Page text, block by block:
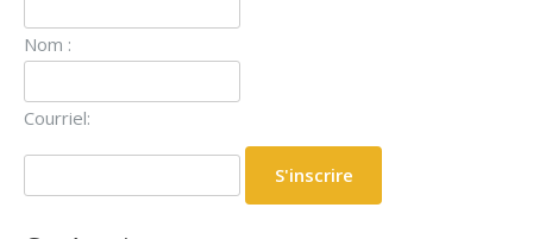
Nom :
Courriel: